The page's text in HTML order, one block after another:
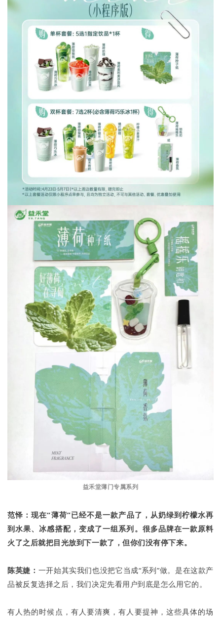
益禾堂薄门专属系列
范怿：现在“薄荷”已经不是一款产品了，从奶绿到柠檬水再
到水果、冰感搭配，变成了一组系列。很多品牌在一款原料
火了之后就把目光放到下一款了，但你们没有停下来。
陈英婕： 一开始其实我们也没把它当成“系列”做。是在这款产
品被反复选择之后，我们决定先看用户到底是怎么用它的。
有人热的时候点，有人要清爽，有人要提神，这些具体的场